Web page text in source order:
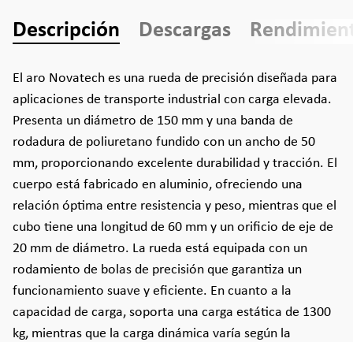
Descripción Descargas
El aro Novatech es una rueda de precisión diseñada para
aplicaciones de transporte industrial con carga elevada.
Presenta un diámetro de 150 mm y una banda de
rodadura de poliuretano fundido con un ancho de 50
mm, proporcionando excelente durabilidad y tracción. El
cuerpo está fabricado en aluminio, ofreciendo una
relación óptima entre resistencia y peso, mientras que el
cubo tiene una longitud de 60 mm y un orificio de eje de
20 mm de diámetro. La rueda está equipada con un
rodamiento de bolas de precisión que garantiza un
funcionamiento suave y eficiente. En cuanto a la
capacidad de carga, soporta una carga estática de 1300
kg, mientras que la carga dinámica varía según la